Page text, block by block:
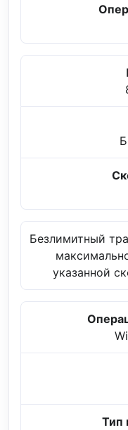
Безлимитный
указанной
Тип